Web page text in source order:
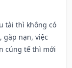
tài thì không có
gặp nạn, việc
cúng tế thì mới